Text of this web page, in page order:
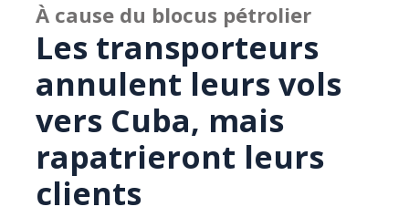
À cause du blocus pétrolier
Les transporteurs
annulent leurs vols
vers Cuba, mais
rapatrieront leurs
clients